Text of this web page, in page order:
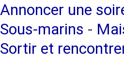
Annoncer une
Sous-marins -
Sortir et